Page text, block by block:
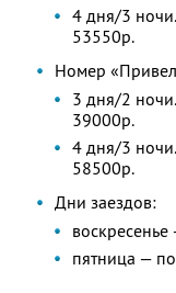
4 дня/3
53550р.
Номер
3 дня/2
39000р.
4 дня/3
58500р.
Дни заездов:
пятница —